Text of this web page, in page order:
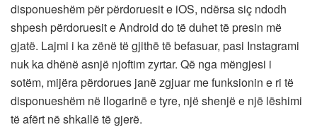
disponueshëm për përdoruesit e iOS, ndërsa siç ndodh
shpesh përdoruesit e Android do të duhet të presin më
gjatë. Lajmi i ka zënë të gjithë të befasuar, pasi Instagrami
nuk ka dhënë asnjë njoftim zyrtar. Që nga mëngjesi i
sotëm, mijëra përdorues janë zgjuar me funksionin e ri të
disponueshëm në llogarinë e tyre, një shenjë e një lëshimi
të afërt në shkallë të gjerë.